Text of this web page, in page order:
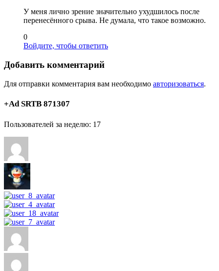
У меня лично зрение значительно ухудшилось после
перенесённого срыва. Не думала, что такое возможно.
0
Войдите, чтобы ответить
Добавить комментарий
Для отправки комментария вам необходимо авторизоваться.
+Ad SRTB 871307
Пользователей за неделю: 17